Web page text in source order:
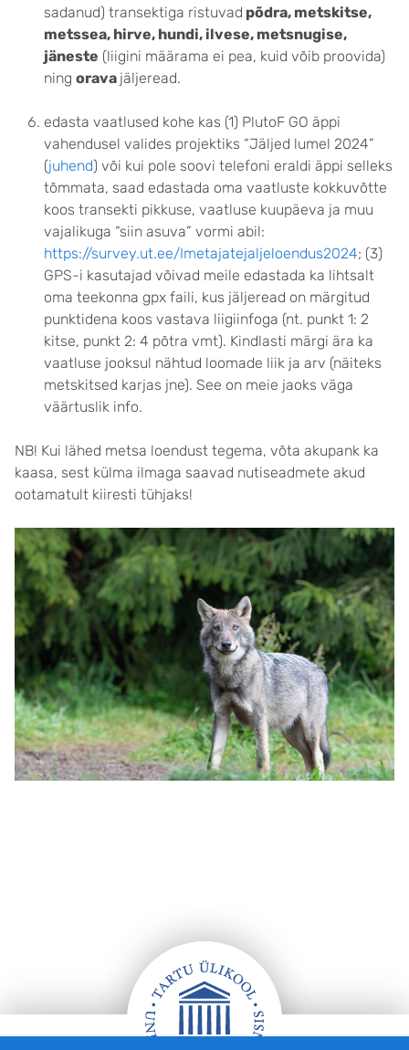
sadanud) transektiga ristuvad põdra, metskitse,
metssea, hirve, hundi, ilvese, metsnugise,
jäneste (liigini määrama ei pea, kuid võib proovida)
ning orava jäljeread.
edasta vaatlused kohe kas (1) PlutoF GO äppi
vahendusel valides projektiks “Jäljed lumel 2024”
(juhend) või kui pole soovi telefoni eraldi äppi selleks
tõmmata, saad edastada oma vaatluste kokkuvõtte
koos transekti pikkuse, vaatluse kuupäeva ja muu
vajalikuga “siin asuva” vormi abil:
https://survey.ut.ee/Imetajatejaljeloendus2024; (3)
GPS-i kasutajad võivad meile edastada ka lihtsalt
oma teekonna gpx faili, kus jäljeread on märgitud
punktidena koos vastava liigiinfoga (nt. punkt 1: 2
kitse, punkt 2: 4 põtra vmt). Kindlasti märgi ära ka
vaatluse jooksul nähtud loomade liik ja arv (näiteks
metskitsed karjas jne). See on meie jaoks väga
väärtuslik info.
NB! Kui lähed metsa loendust tegema, võta akupank ka
kaasa, sest külma ilmaga saavad nutiseadmete akud
ootamatult kiiresti tühjaks!